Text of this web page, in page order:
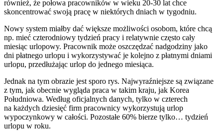
również, że połowa pracowników w wieku 20-30 lat chce
skoncentrować swoją pracę w niektórych dniach w tygodniu.
Nowy system miałby dać większe możliwości osobom, które chcą
np. mieć czterodniowy tydzień pracy i relatywnie często cały
miesiąc urlopowy. Pracownik może oszczędzać nadgodziny jako
dni płatnego urlopu i wykorzystywać je kolejno z płatnymi dniami
urlopu, przedłużając urlop do jednego miesiąca.
Jednak na tym obrazie jest sporo rys. Najwyraźniejsze są związane
z tym, jak obecnie wygląda praca w takim kraju, jak Korea
Południowa. Według oficjalnych danych, tylko w czterech
na każdych dziesięć firm pracownicy wykorzystują urlop
wypoczynkowy w całości. Pozostałe 60% bierze tylko… tydzień
urlopu w roku.